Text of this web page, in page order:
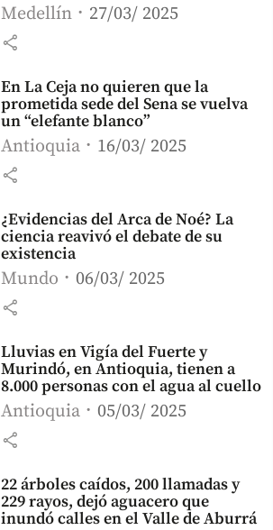
Medellín 27/03/ 2025
share
En La Ceja no quieren que la
prometida sede del Sena se vuelva
un “elefante blanco”
Antioquia 16/03/ 2025
share
¿Evidencias del Arca de Noé? La
ciencia reavivó el debate de su
existencia
Mundo 06/03/ 2025
share
Lluvias en Vigía del Fuerte y
Murindó, en Antioquia, tienen a
8.000 personas con el agua al cuello
Antioquia 05/03/ 2025
share
22 árboles caídos, 200 llamadas y
229 rayos, dejó aguacero que
inundó calles en el Valle de Aburrá